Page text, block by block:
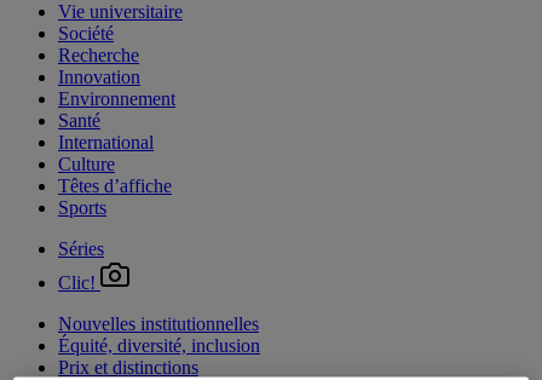
Vie universitaire
Société
Recherche
Innovation
Environnement
Santé
International
Culture
Têtes d’affiche
Sports
Séries
Clic!
Nouvelles institutionnelles
Équité, diversité, inclusion
Prix et distinctions